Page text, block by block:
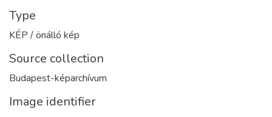
Type
KÉP / önálló kép
Source collection
Budapest-képarchívum
Image identifier